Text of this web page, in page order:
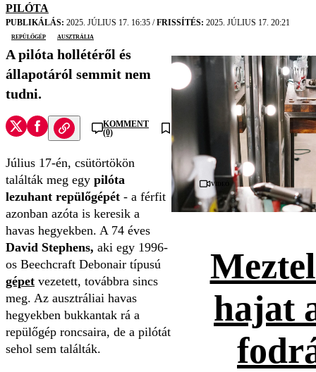
PILÓTA
PUBLIKÁLÁS: 2025. JÚLIUS 17. 16:35 /FRISSÍTÉS: 2025. JÚLIUS 17. 20:21
repülőgép
Ausztrália
A pilóta hollétéről és
állapotáról semmit nem
tudni.
KOMMENT
(0)
Július 17-én, csütörtökön
találták meg egy pilóta
lezuhant repülőgépét - a férfit
azonban azóta is keresik a
havas hegyekben. A 74 éves
David Stephens, aki egy 1996-
os Beechcraft Debonair típusú
gépet vezetett, továbbra sincs
meg. Az ausztráliai havas
hegyekben bukkantak rá a
repülőgép roncsaira, de a pilótát
sehol sem találták.
Videó
hajat